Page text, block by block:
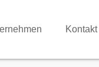
Kontakt